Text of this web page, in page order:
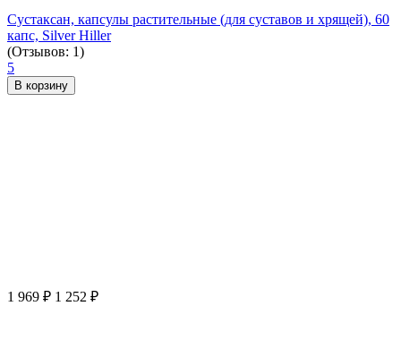
Сустаксан, капсулы растительные (для суставов и хрящей), 60
капс, Silver Hiller
(Отзывов: 1)
5
В корзину
1 969 ₽ 1 252 ₽